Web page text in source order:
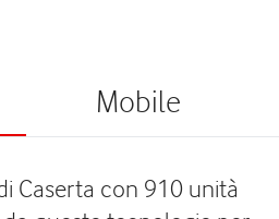
Mobile
Caserta con 910 unità